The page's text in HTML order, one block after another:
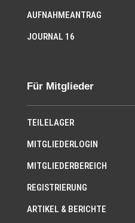
AUFNAHMEANTRAG
JOURNAL 16
Für Mitglieder
TEILELAGER
MITGLIEDERLOGIN
MITGLIEDERBEREICH
REGISTRIERUNG
ARTIKEL & BERICHTE